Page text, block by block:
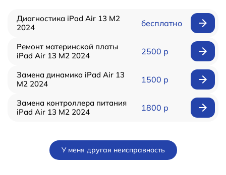
Диагностика iPad Air 13 M2
2024
бесплатно
Ремонт материнской платы
iPad Air 13 M2 2024
2500 р
Замена динамика iPad Air 13
M2 2024
1500 р
Замена контроллера питания
iPad Air 13 M2 2024
1800 р
У меня другая неисправность